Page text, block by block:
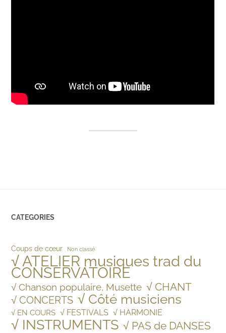
CATEGORIES
Coups de cœur Non classé
√ ATELIER musiques trad du
CONSERVATOIRE
√ Chanson populaire, Musette √ CHANT
√ CONCERTS √ Côté musiciens
√ EN COURS √ FESTIVALS √ HARMONIE
√ INSTRUMENTS √ PAS de DANSES